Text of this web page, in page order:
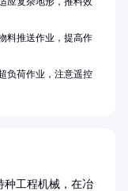
种工程机械，在冶
料推送作业，提高作
负荷作业，注意遥控